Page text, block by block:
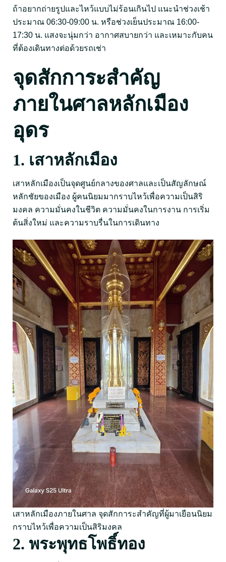
ถ้าอยากถ่ายรูปและไหว้แบบไม่ร้อนเกินไป แนะนำช่วงเช้า
ประมาณ 06:30-09:00 น. หรือช่วงเย็นประมาณ 16:00-
17:30 น. แสงจะนุ่มกว่า อากาศสบายกว่า และเหมาะกับคน
ที่ต้องเดินทางต่อด้วยรถเช่า
จุดสักการะสำคัญ
ภายในศาลหลักเมือง
อุดร
1. เสาหลักเมือง
เสาหลักเมืองเป็นจุดศูนย์กลางของศาลและเป็นสัญลักษณ์
หลักชัยของเมือง ผู้คนนิยมมากราบไหว้เพื่อความเป็นสิริ
มงคล ความมั่นคงในชีวิต ความมั่นคงในการงาน การเริ่ม
ต้นสิ่งใหม่ และความราบรื่นในการเดินทาง
เสาหลักเมืองภายในศาล จุดสักการะสำคัญที่ผู้มาเยือนนิยม
กราบไหว้เพื่อความเป็นสิริมงคล
2. พระพุทธโพธิ์ทอง